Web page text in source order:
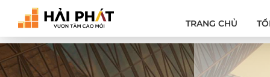
TRANG CHỦ